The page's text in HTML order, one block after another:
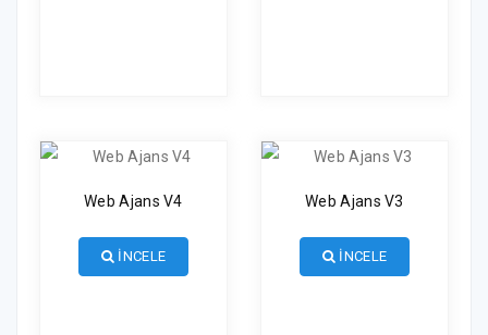
Web Ajans V4
İNCELE
Web Ajans V3
İNCELE